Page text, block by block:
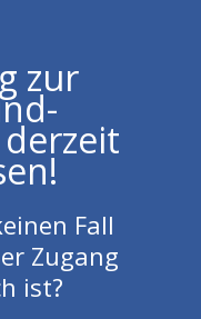
zur
Fall
Zugang
ist?